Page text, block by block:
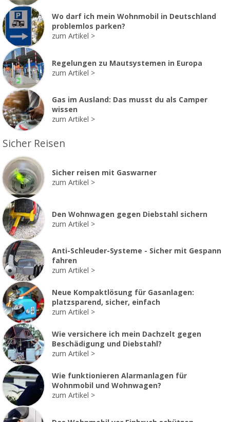
Wo darf ich mein Wohnmobil in Deutschland
problemlos parken?
zum Artikel
Regelungen zu Mautsystemen in Europa
zum Artikel
Gas im Ausland: Das musst du als Camper
wissen
zum Artikel
Sicher Reisen
Sicher reisen mit Gaswarner
zum Artikel
Den Wohnwagen gegen Diebstahl sichern
zum Artikel
Anti-Schleuder-Systeme - Sicher mit Gespann
fahren
zum Artikel
Neue Kompaktlösung für Gasanlagen:
platzsparend, sicher, einfach
zum Artikel
Wie versichere ich mein Dachzelt gegen
Beschädigung und Diebstahl?
zum Artikel
Wie funktionieren Alarmanlagen für
Wohnmobil und Wohnwagen?
zum Artikel